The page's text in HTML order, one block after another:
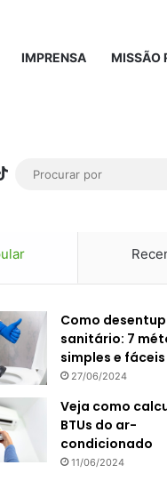
IMPRENSA MISSÃO
TikTok
Como
sanitário: 7
simples e fáceis
27/06/2024
Veja como
BTUs do ar-
condicionado
11/06/2024